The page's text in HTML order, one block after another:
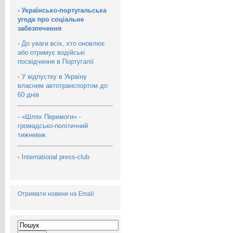
- Українсько-португальська
угода про соціальне
забезпечення
- До уваги всіх, хто оновлює
або отримує водійські
посвідчення в Португалії
- У відпустку в Україну
власним автотранспортом до
60 днів
- «Шлях Перемоги» -
громадсько-політичний
тижневик
- International press-club
Отримати новини на Email